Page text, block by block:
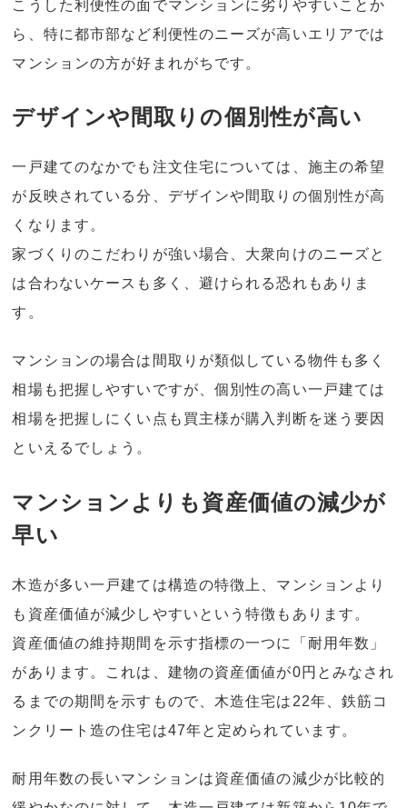
こうした利便性の面でマンションに劣りやすいことか
ら、特に都市部など利便性のニーズが高いエリアでは
マンションの方が好まれがちです。
デザインや間取りの個別性が高い
一戸建てのなかでも注文住宅については、施主の希望
が反映されている分、デザインや間取りの個別性が高
くなります。
家づくりのこだわりが強い場合、大衆向けのニーズと
は合わないケースも多く、避けられる恐れもありま
す。
マンションの場合は間取りが類似している物件も多く
相場も把握しやすいですが、個別性の高い一戸建ては
相場を把握しにくい点も買主様が購入判断を迷う要因
といえるでしょう。
マンションよりも資産価値の減少が
早い
木造が多い一戸建ては構造の特徴上、マンションより
も資産価値が減少しやすいという特徴もあります。
資産価値の維持期間を示す指標の一つに「耐用年数」
があります。これは、建物の資産価値が0円とみなされ
るまでの期間を示すもので、木造住宅は22年、鉄筋コ
ンクリート造の住宅は47年と定められています。
耐用年数の長いマンションは資産価値の減少が比較的